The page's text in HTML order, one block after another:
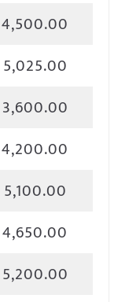
4,500.00
5,025.00
3,600.00
4,200.00
5,100.00
4,650.00
5,200.00